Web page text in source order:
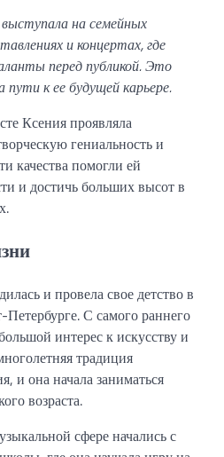
на семейных
и концертах, где
перед публикой. Это
к ее будущей карьере.
Ксения проявляла
гениальность и
качества помогли ей
и достичь больших высот в
и провела свое детство в
С самого раннего
интерес к искусству и
традиция
и она начала заниматься
возраста.
сфере начались с